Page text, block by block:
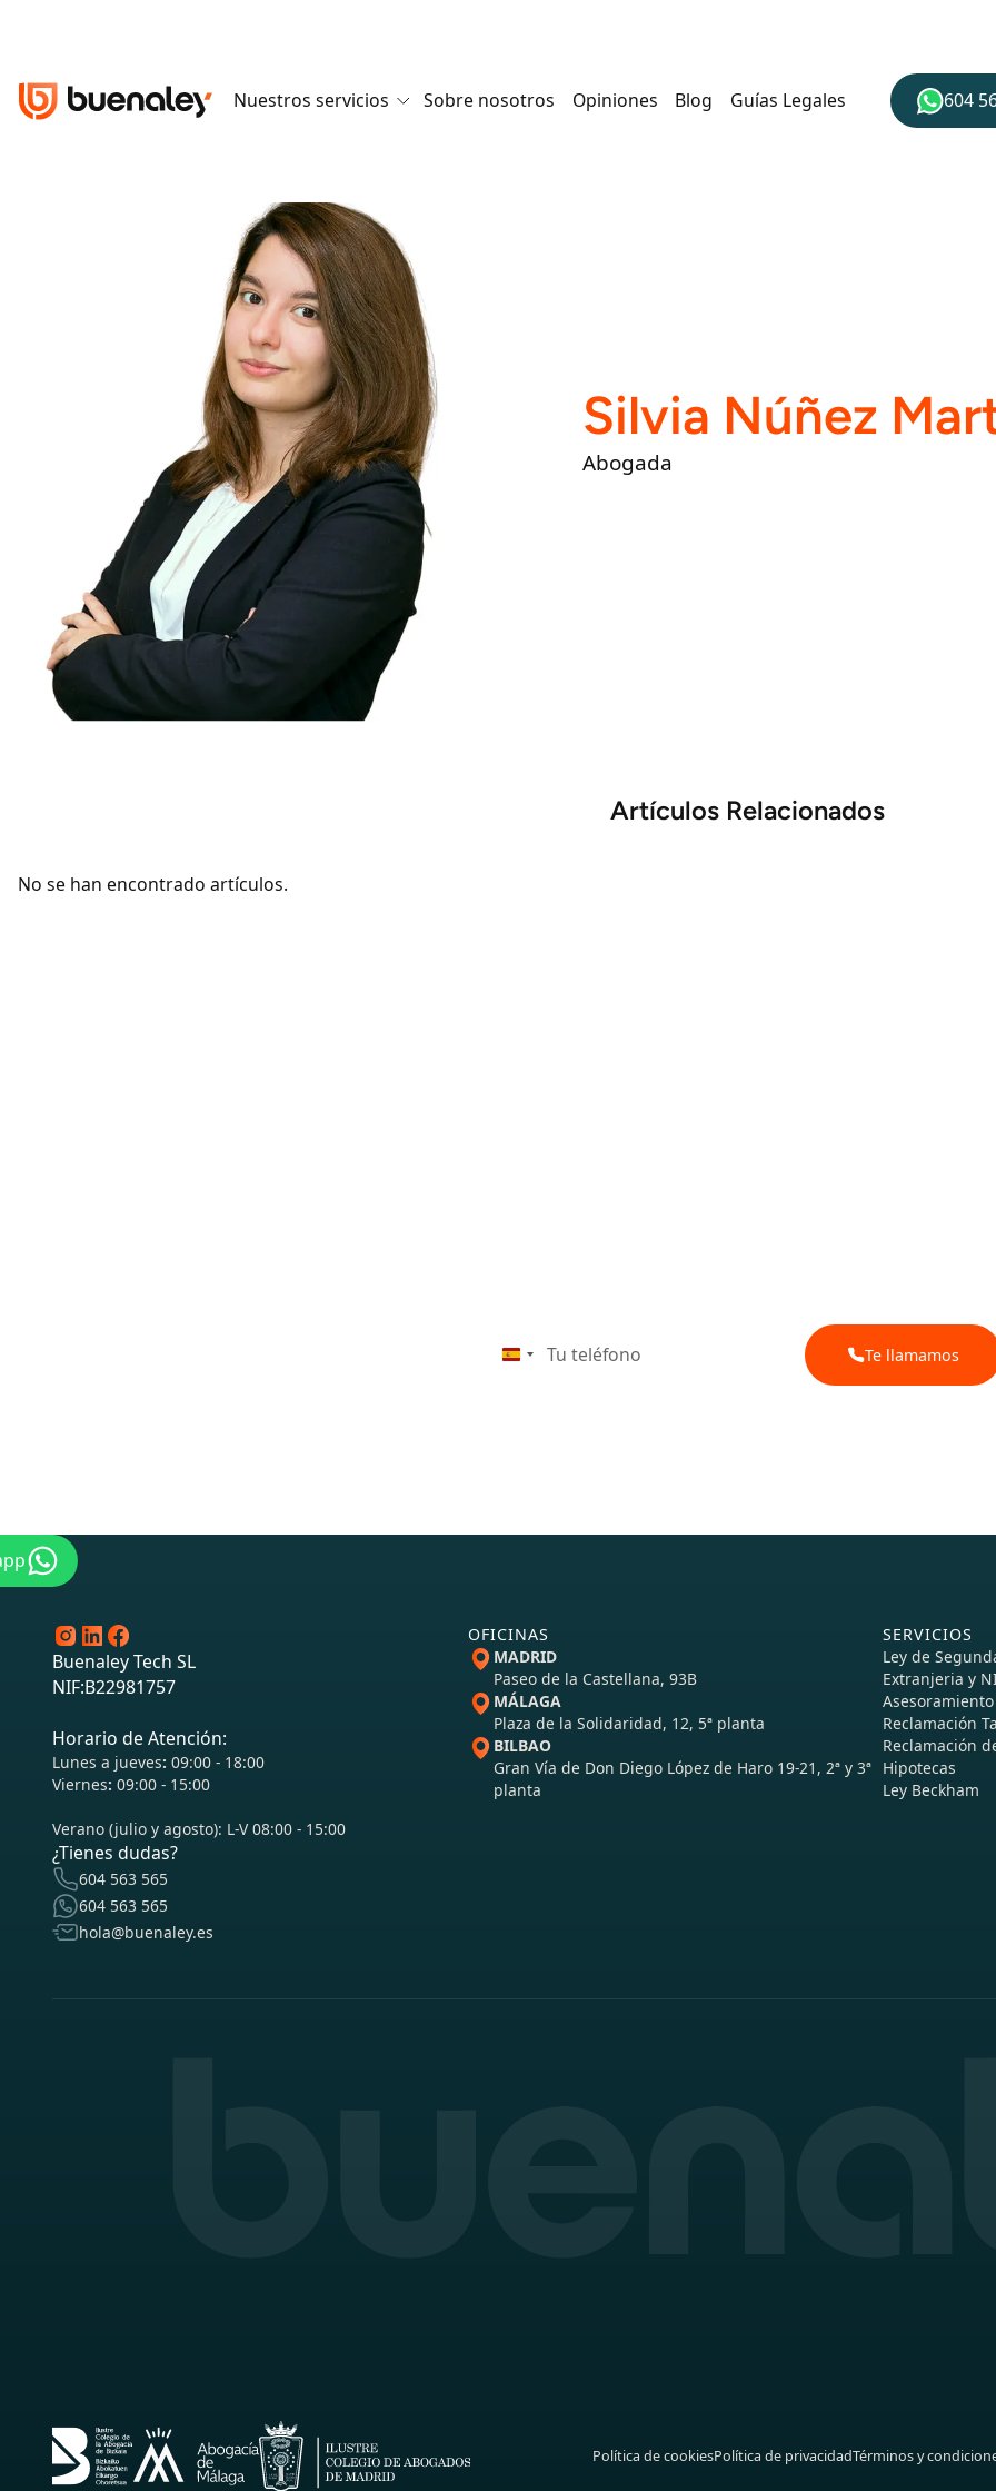
Nuestros servicios Sobre nosotros Opiniones Blog Guías Legales 604
Silvia Núñez
Abogada
Artículos Relacionados
No se han encontrado artículos.
Spain
Te llamamos
Buenaley Tech SL
NIF:B22981757
Horario de Atención:
Lunes a jueves: 09:00 - 18:00
Viernes: 09:00 - 15:00
Verano (julio y agosto): L-V 08:00 - 15:00
¿Tienes dudas?
604 563 565
604 563 565
hola@buenaley.es
OFICINAS
MADRID
‍Paseo de la Castellana, 93B
MÁLAGA
Plaza de la Solidaridad, 12, 5ª planta
BILBAO
Gran Vía de Don Diego López de Haro 19-21, 2ª y 3ª
planta
SERVICIOS
Ley de
Extranjeria y
Reclamación
Reclamación
Hipotecas
Ley Beckham
Política de cookiesPolítica de privacidadTérminos y